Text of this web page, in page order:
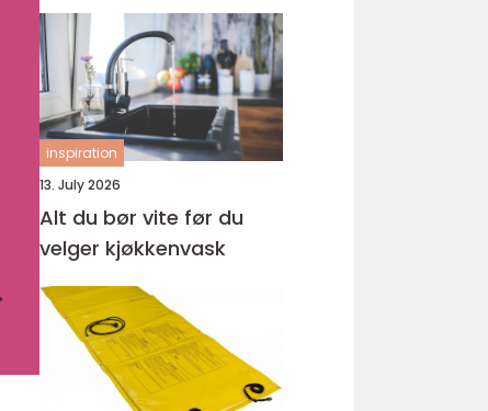
inspiration
13. July 2026
Alt du bør vite før du
velger kjøkkenvask